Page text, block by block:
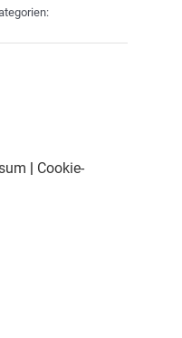
| Cookie-